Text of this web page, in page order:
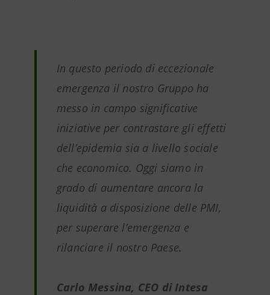
In questo periodo di eccezionale
emergenza il nostro Gruppo ha
messo in campo significative
iniziative per contrastare gli effetti
dell’epidemia sia a livello sociale
che economico. Oggi siamo in
grado di aumentare ancora la
liquidità a disposizione delle PMI,
per superare l’emergenza e
rilanciare il nostro Paese.
Carlo Messina, CEO di Intesa